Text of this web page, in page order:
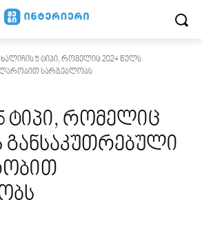
ხალიჩის 5 ტიპი, რომელიც 2024 წელს
სარგებლობს
ტიპი, რომელიც
განსაკუთრებული